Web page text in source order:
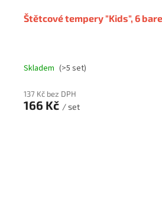
Štětcové tempery "Kids", 6
Skladem (>5 set)
137 Kč bez DPH
166 Kč / set